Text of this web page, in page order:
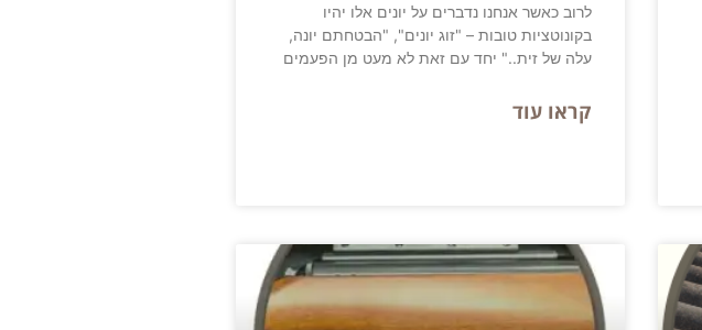
לרוב כאשר אנחנו נדברים על יונים אלו יהיו
בקונוטציות טובות – "זוג יונים", "הבטחתם יונה,
עלה של זית.." יחד עם זאת לא מעט מן הפעמים
קראו עוד